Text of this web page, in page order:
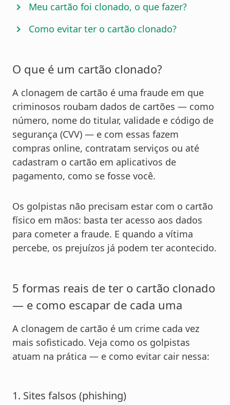
Meu cartão foi clonado, o que fazer?
Como evitar ter o cartão clonado?
O que é um cartão clonado?
A clonagem de cartão é uma fraude em que
criminosos roubam dados de cartões — como
número, nome do titular, validade e código de
segurança (CVV) — e com essas fazem
compras online, contratam serviços ou até
cadastram o cartão em aplicativos de
pagamento, como se fosse você.
Os golpistas não precisam estar com o cartão
físico em mãos: basta ter acesso aos dados
para cometer a fraude. E quando a vítima
percebe, os prejuízos já podem ter acontecido.
5 formas reais de ter o cartão clonado
— e como escapar de cada uma
A clonagem de cartão é um crime cada vez
mais sofisticado. Veja como os golpistas
atuam na prática — e como evitar cair nessa:
1. Sites falsos (phishing)